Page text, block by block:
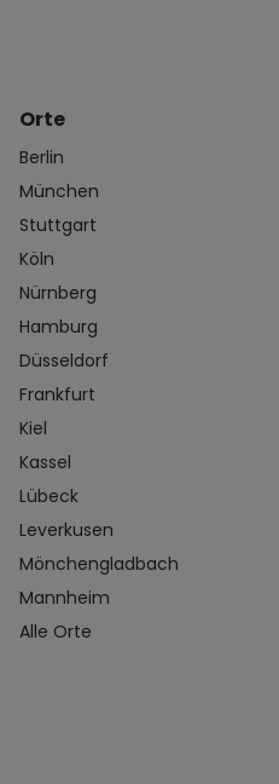
Orte
Berlin
München
Stuttgart
Köln
Nürnberg
Hamburg
Düsseldorf
Frankfurt
Kiel
Kassel
Lübeck
Leverkusen
Mönchengladbach
Mannheim
Alle Orte